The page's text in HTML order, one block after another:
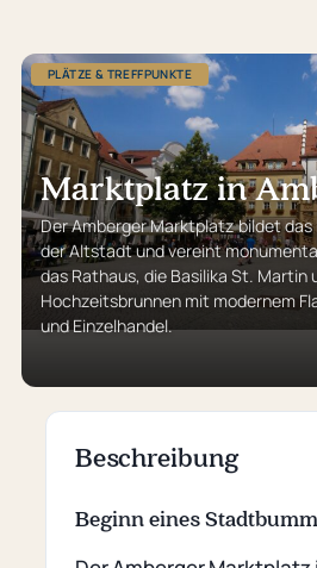
PLÄTZE & TREFFPUNKTE
Marktplatz in
Der Amberger Marktplatz bildet
der Altstadt und vereint
das Rathaus, die Basilika St. Martin
Hochzeitsbrunnen mit modernem
und Einzelhandel.
Beschreibung
Beginn eines